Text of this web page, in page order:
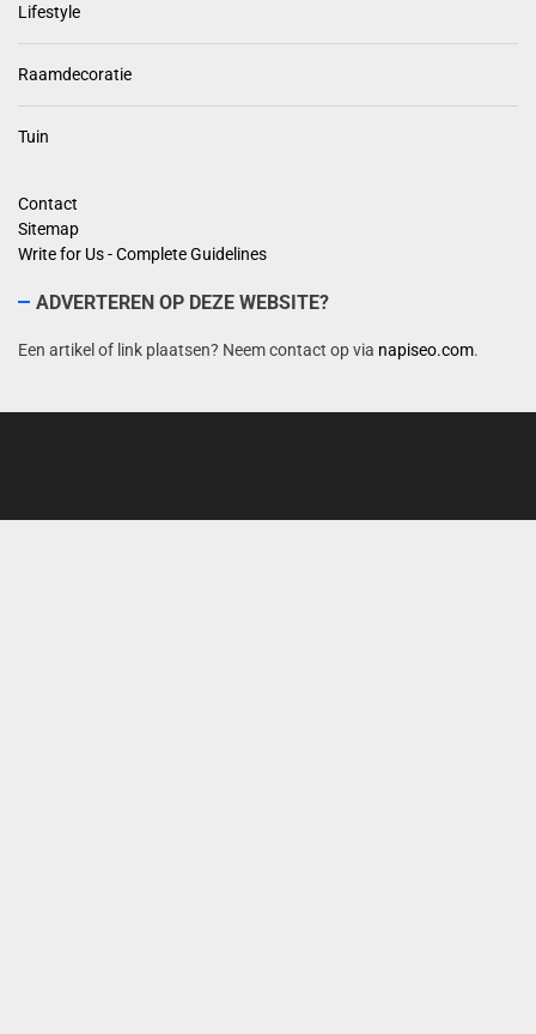
Lifestyle
Raamdecoratie
Tuin
Contact
Sitemap
Write for Us - Complete Guidelines
ADVERTEREN OP DEZE WEBSITE?
Een artikel of link plaatsen? Neem contact op via napiseo.com.